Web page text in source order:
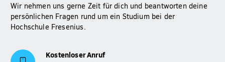
Wir nehmen uns gerne Zeit für dich und beantworten deine
persönlichen Fragen rund um ein Studium bei der
Hochschule Fresenius.
Kostenloser Anruf